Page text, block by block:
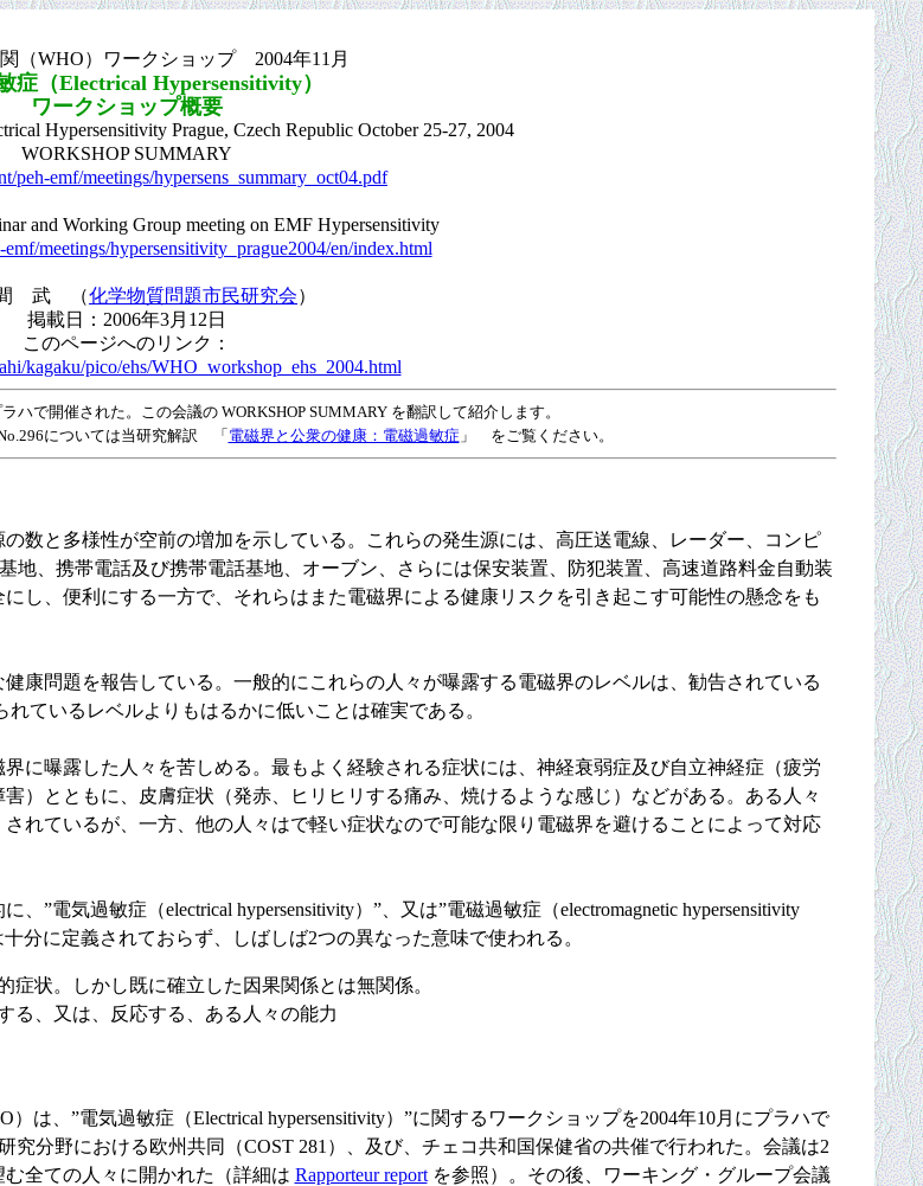
（WHO）ワークショップ 2004年11月
症（Electrical Hypersensitivity）
ワークショップ概要
Hypersensitivity Prague, Czech Republic October 25-27, 2004
WORKSHOP SUMMARY
peh-emf/meetings/hypersens_summary_oct04.pdf
and Working Group meeting on EMF Hypersensitivity
meetings/hypersensitivity_prague2004/en/index.html
間 武 （化学物質問題市民研究会）
掲載日：2006年3月12日
このページへのリンク：
kagaku/pico/ehs/WHO_workshop_ehs_2004.html
で開催された。この会議の WORKSHOP SUMMARY を翻訳して紹介します。
については当研究解訳 「 電磁界と公衆の健康：電磁過敏症 」 をご覧ください。
数と多様性が空前の増加を示している。これらの発生源には、高圧送電線、レーダー、コンピ
地、携帯電話及び携帯電話基地、オーブン、さらには保安装置、防犯装置、高速道路料金自動装
し、便利にする一方で、それらはまた電磁界による健康リスクを引き起こす可能性の懸念をも
康問題を報告している。一般的にこれらの人々が曝露する電磁界のレベルは、勧告されている
ているレベルよりもはるかに低いことは確実である。
に曝露した人々を苦しめる。最もよく経験される症状には、神経衰弱症及び自立神経症（疲労
）とともに、皮膚症状（発赤、ヒリヒリする痛み、焼けるような感じ）などがある。ある人々
れているが、一方、他の人々はで軽い症状なので可能な限り電磁界を避けることによって対応
電気過敏症（electrical hypersensitivity）”、又は”電磁過敏症（electromagnetic hypersensitivity
分に定義されておらず、しばしば2つの異なった意味で使われる。
状。しかし既に確立した因果関係とは無関係。
る、又は、反応する、ある人々の能力
、”電気過敏症（Electrical hypersensitivity）”に関するワークショップを2004年10月にプラハで
分野における欧州共同（COST 281）、及び、チェコ共和国保健省の共催で行われた。会議は2
全ての人々に開かれた（詳細は Rapporteur reportを参照）。その後、ワーキング・グループ会議